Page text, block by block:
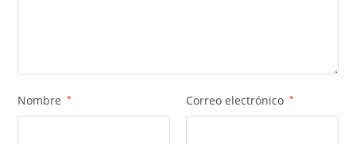
Nombre * Correo electrónico *